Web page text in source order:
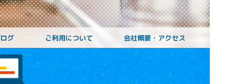
グ ご利用について 会社概要・アクセス